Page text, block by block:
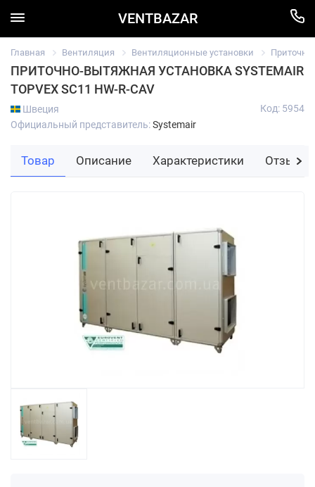
VENTBAZAR
Главная Вентиляция Вентиляционные установки
ПРИТОЧНО-ВЫТЯЖНАЯ УСТАНОВКА SYSTEMAIR
TOPVEX SC11 HW-R-CAV
Швеция
Официальный представитель:Systemair
Код: 5954
Товар Описание Характеристики Отзывы